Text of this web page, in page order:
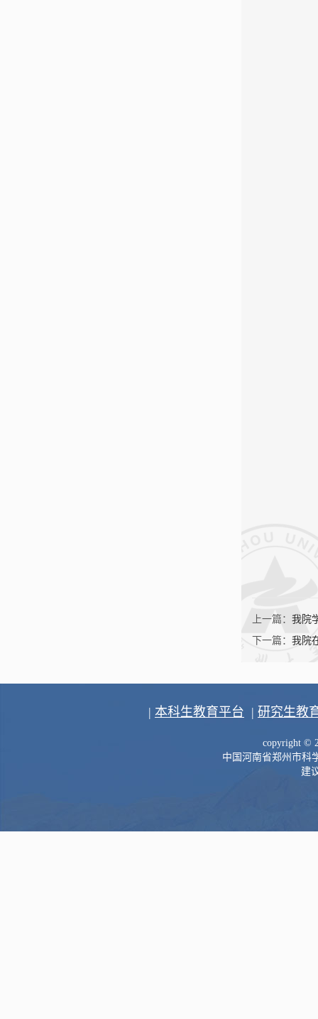
上一篇： 我院
下一篇： 我院
| 本科生教育平台 | 研究生教
copyright ©
中国河南省郑州市科
建